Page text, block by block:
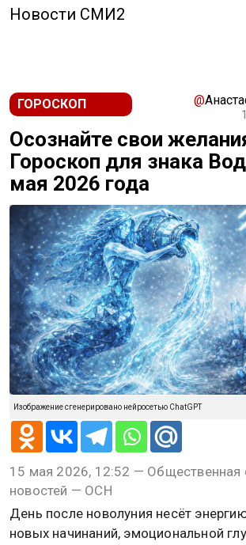
Новости СМИ2
ГОРОСКОП @
Осознайте свои
Гороскоп для знака
мая 2026 года
Изображение сгенерировано нейросетью ChatGPT
15 мая 2026, 12:52 — Общественная
новостей — ОСН
День после новолуния несёт
новых начинаний, эмоциональной